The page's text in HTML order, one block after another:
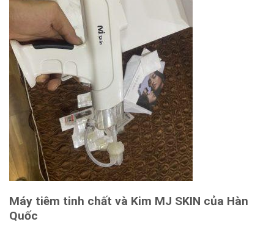
Máy tiêm tinh chất và Kim MJ SKIN của Hàn
Quốc